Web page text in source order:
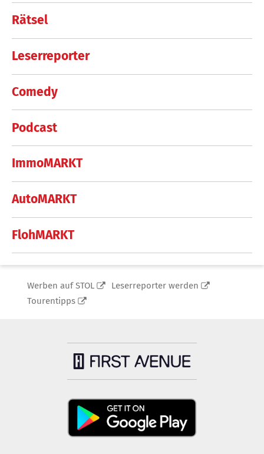
Rätsel
Leserreporter
Comedy
Podcast
ImmoMARKT
AutoMARKT
FlohMARKT
Werben auf STOL
Leserreporter werden
Tourentipps